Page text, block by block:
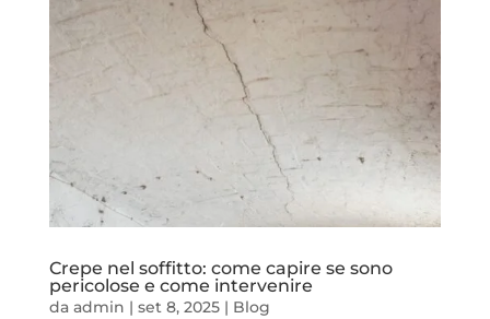
Crepe nel soffitto: come capire se sono
pericolose e come intervenire
da admin | set 8, 2025| Blog